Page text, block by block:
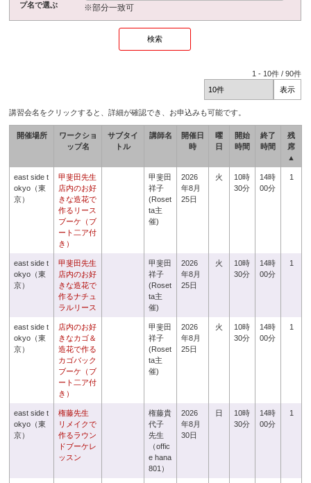
プ名で選ぶ
※部分一致可
1 - 10件 /90件
講習会名をクリックすると、詳細が確認でき、お申込みも可能です。
開催場所
ワークショ
ップ名
サブタイ
トル
講師名
開催日
時
曜
日
開始
時間
終了
時間
残
席
▲
east side t
okyo（東
京）
甲斐田先生
店内のお好
きな造花で
作るリース
ブーケ（ブ
ート二ア付
き）
甲斐田
祥子
(Roset
ta主
催)
2026
年8月
25日
火
10時
30分
14時
00分
1
east side t
okyo（東
京）
甲斐田先生
店内のお好
きな造花で
作るナチュ
ラルリース
甲斐田
祥子
(Roset
ta主
催)
2026
年8月
25日
火
10時
30分
14時
00分
1
east side t
okyo（東
京）
店内のお好
きなカゴ＆
造花で作る
カゴバック
ブーケ（ブ
ート二ア付
き）
甲斐田
祥子
(Roset
ta主
催)
2026
年8月
25日
火
10時
30分
14時
00分
1
east side t
okyo（東
京）
権藤先生
リメイクで
作るラウン
ドブーケレ
ッスン
権藤貴
代子
先生
（offic
e hana
801）
2026
年8月
30日
日
10時
30分
14時
00分
1